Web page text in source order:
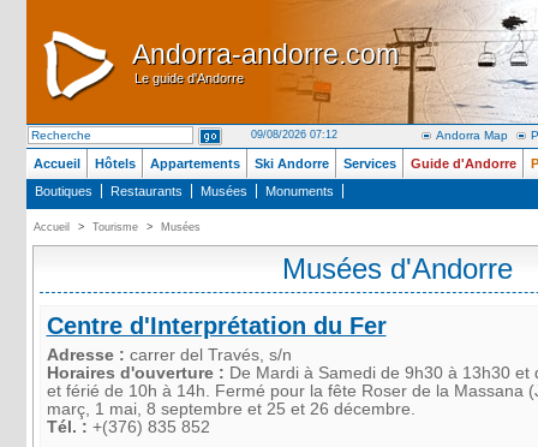
Andorra-andorre.com
Le guide d'Andorre
Andorra-andorre.com
Le guide d'Andorre
09/08/2026 07:12 Andorra Map
Accueil Hôtels Appartements Ski Andorre Services Guide d'Andorre
Boutiques
Restaurants Musées Monuments
Accueil > Tourisme > Musées
Musées d'Andorre
Centre d'Interprétation du Fer
Adresse : carrer del Través, s/n
Horaires d'ouverture : De Mardi à Samedi de 9h30 à 13h30 et
et férié de 10h à 14h. Fermé pour la fête Roser de la Massana
març, 1 mai, 8 septembre et 25 et 26 décembre.
Tél. : +(376) 835 852